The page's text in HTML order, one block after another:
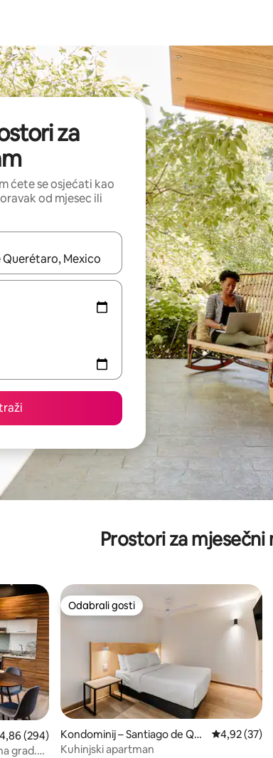
za
ćete se osjećati kao
od mjesec ili
moći ćete ih pregledati koristeći se strelicama prema
Prostori za
ocjena: 4,86/5, recenzija: 294
4,86 (294)
grad.
Odabrali gosti
Odabrali gosti
Kondominij – Santiago de Qu
erétaro
Prosječna
4,92 (37)
Kuhinjski apartman